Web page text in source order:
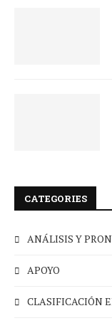
CATEGORIES
ANÁLISIS Y
APOYO
CLASIFICACIÓN